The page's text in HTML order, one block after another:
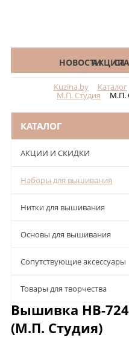
КАТАЛОГНОВОСТИАКЦИИ
Kuzina.by Каталог
М.П. Студия М.П.
КАТАЛОГ
АКЦИИ И СКИДКИ
Наборы для вышивания
Нитки для вышивания
Основы для вышивания
Сопутствующие аксессуары
Товары для творчества
Вышивка НВ-
(М.П. Студия)